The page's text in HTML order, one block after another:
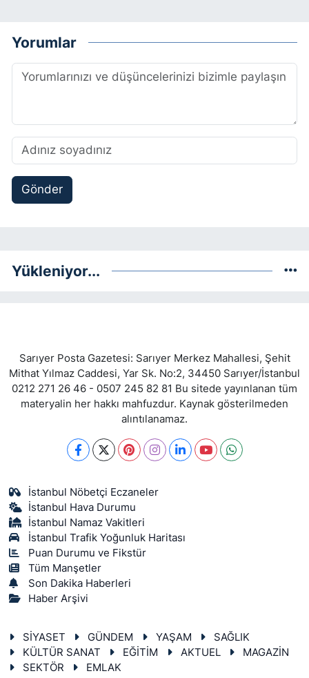
Yorumlar
Gönder
Yükleniyor...
Sarıyer Posta Gazetesi: Sarıyer Merkez Mahallesi, Şehit
Mithat Yılmaz Caddesi, Yar Sk. No:2, 34450 Sarıyer/İstanbul
0212 271 26 46 - 0507 245 82 81 Bu sitede yayınlanan tüm
materyalin her hakkı mahfuzdur. Kaynak gösterilmeden
alıntılanamaz.
İstanbul Nöbetçi Eczaneler
İstanbul Hava Durumu
İstanbul Namaz Vakitleri
İstanbul Trafik Yoğunluk Haritası
Puan Durumu ve Fikstür
Tüm Manşetler
Son Dakika Haberleri
Haber Arşivi
SİYASET GÜNDEM YAŞAM
SAĞLIK
KÜLTÜR SANAT
EĞİTİM AKTUEL
MAGAZİN
SEKTÖR
EMLAK